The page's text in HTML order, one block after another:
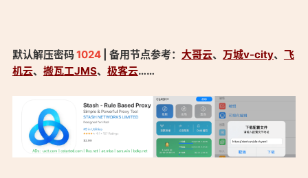
默认解压密码1024| 备用节点参考： 大哥云、 万城v-city、 飞
机云、 搬瓦工JMS、 极客云……